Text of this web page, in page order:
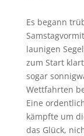
Es begann
launigen
zum Start
sogar
Wettfahrten
Eine
kämpfte um
das Glück,